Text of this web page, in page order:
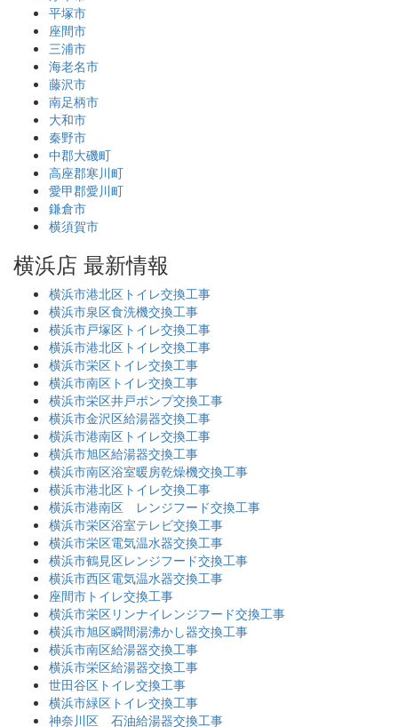
平塚市
座間市
三浦市
海老名市
藤沢市
南足柄市
大和市
秦野市
中郡大磯町
高座郡寒川町
愛甲郡愛川町
鎌倉市
横須賀市
横浜店 最新情報
横浜市港北区トイレ交換工事
横浜市泉区食洗機交換工事
横浜市戸塚区トイレ交換工事
横浜市港北区トイレ交換工事
横浜市栄区トイレ交換工事
横浜市南区トイレ交換工事
横浜市栄区井戸ポンプ交換工事
横浜市金沢区給湯器交換工事
横浜市港南区トイレ交換工事
横浜市旭区給湯器交換工事
横浜市南区浴室暖房乾燥機交換工事
横浜市港北区トイレ交換工事
横浜市港南区 レンジフード交換工事
横浜市栄区浴室テレビ交換工事
横浜市栄区電気温水器交換工事
横浜市鶴見区レンジフード交換工事
横浜市西区電気温水器交換工事
座間市トイレ交換工事
横浜市栄区リンナイレンジフード交換工事
横浜市旭区瞬間湯沸かし器交換工事
横浜市南区給湯器交換工事
横浜市栄区給湯器交換工事
世田谷区トイレ交換工事
横浜市緑区トイレ交換工事
神奈川区 石油給湯器交換工事